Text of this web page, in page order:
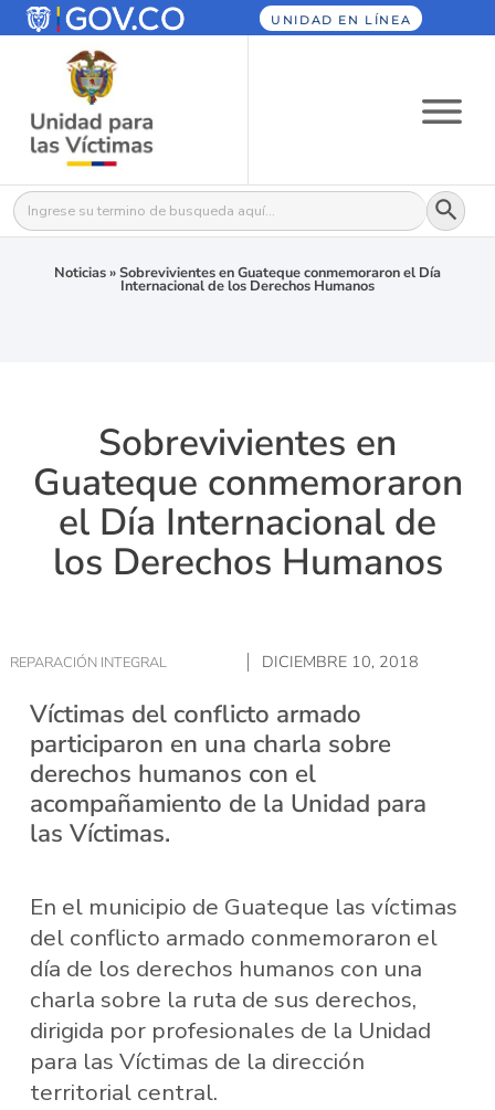
UNIDAD EN LÍNEA
Buscar: Botón
Noticias»Sobrevivientes en Guateque conmemoraron el Día
Internacional de los Derechos Humanos
Sobrevivientes en
Guateque conmemoraron
el Día Internacional de
los Derechos Humanos
REPARACIÓN INTEGRAL DICIEMBRE 10, 2018
Víctimas del conflicto armado
participaron en una charla sobre
derechos humanos con el
acompañamiento de la Unidad para
las Víctimas.
En el municipio de Guateque las víctimas
del conflicto armado conmemoraron el
día de los derechos humanos con una
charla sobre la ruta de sus derechos,
dirigida por profesionales de la Unidad
para las Víctimas de la dirección
territorial central.